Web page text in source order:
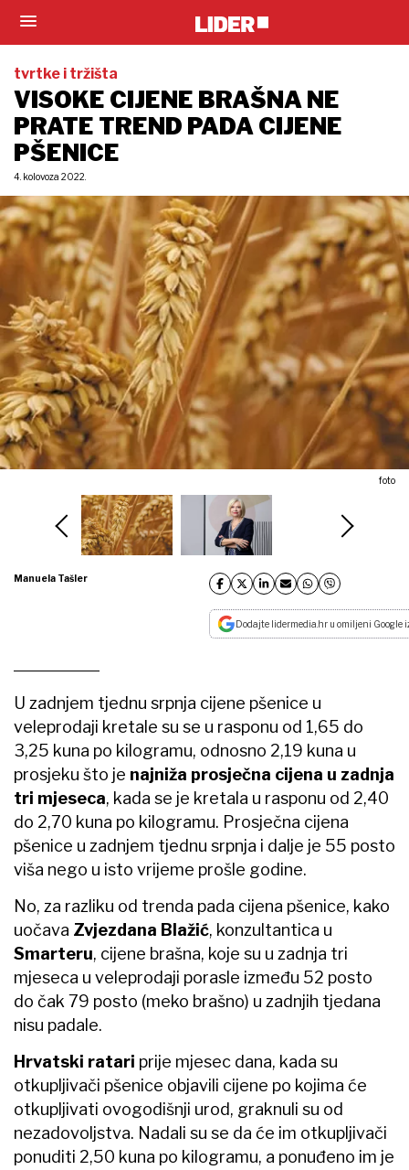
tvrtke i tržišta
VISOKE CIJENE BRAŠNA NE
PRATE TREND PADA CIJENE
PŠENICE
4. kolovoza 2022.
foto
Manuela Tašler
Dodajte lidermedia.hr u omiljeni Google
U zadnjem tjednu srpnja cijene pšenice u
veleprodaji kretale su se u rasponu od 1,65 do
3,25 kuna po kilogramu, odnosno 2,19 kuna u
prosjeku što je najniža prosječna cijena u zadnja
tri mjeseca, kada se je kretala u rasponu od 2,40
do 2,70 kuna po kilogramu. Prosječna cijena
pšenice u zadnjem tjednu srpnja i dalje je 55 posto
viša nego u isto vrijeme prošle godine.
No, za razliku od trenda pada cijena pšenice, kako
uočava Zvjezdana Blažić, konzultantica u
Smarteru, cijene brašna, koje su u zadnja tri
mjeseca u veleprodaji porasle između 52 posto
do čak 79 posto (meko brašno) u zadnjih tjedana
nisu padale.
Hrvatski ratari prije mjesec dana, kada su
otkupljivači pšenice objavili cijene po kojima će
otkupljivati ovogodišnji urod, graknuli su od
nezadovoljstva. Nadali su se da će im otkupljivači
ponuditi 2,50 kuna po kilogramu, a ponuđeno im je